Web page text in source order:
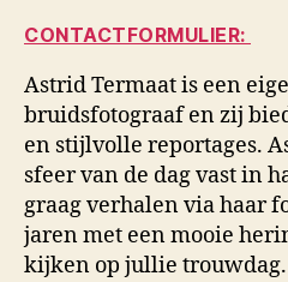
CONTACTFORMULIER:
Astrid Termaat is een
bruidsfotograaf en zij
en stijlvolle reportages.
sfeer van de dag vast in
graag verhalen via haar
jaren met een mooie
kijken op jullie trouwdag.